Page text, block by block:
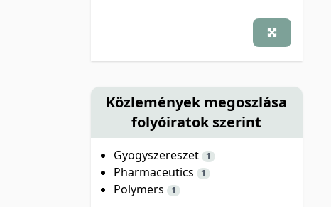
Közlemények megoszlása
folyóiratok szerint
Gyogyszereszet 1
Pharmaceutics 1
Polymers 1